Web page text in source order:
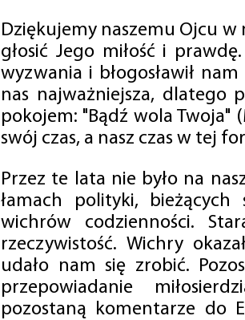
Dziękujemy naszemu Ojcu
głosić Jego miłość i
wyzwania i błogosławił
nas najważniejsza,
pokojem: "Bądź wola Twoja"
swój czas, a nasz czas w tej
Przez te lata nie było na
łamach polityki,
wichrów codzienności.
rzeczywistość. Wichry
udało nam się zrobić.
przepowiadanie
pozostaną komentarze do